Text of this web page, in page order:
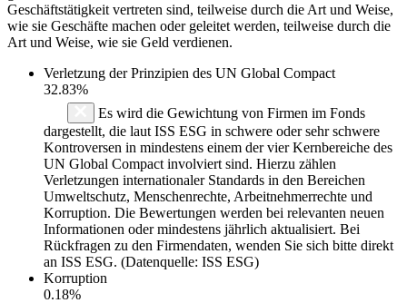
Geschäftstätigkeit vertreten sind, teilweise durch die Art und Weise,
wie sie Geschäfte machen oder geleitet werden, teilweise durch die
Art und Weise, wie sie Geld verdienen.
Verletzung der Prinzipien des UN Global Compact
32.83%
Es wird die Gewichtung von Firmen im Fonds
dargestellt, die laut ISS ESG in schwere oder sehr schwere
Kontroversen in mindestens einem der vier Kernbereiche des
UN Global Compact involviert sind. Hierzu zählen
Verletzungen internationaler Standards in den Bereichen
Umweltschutz, Menschenrechte, Arbeitnehmerrechte und
Korruption. Die Bewertungen werden bei relevanten neuen
Informationen oder mindestens jährlich aktualisiert. Bei
Rückfragen zu den Firmendaten, wenden Sie sich bitte direkt
an ISS ESG. (Datenquelle: ISS ESG)
Korruption
0.18%